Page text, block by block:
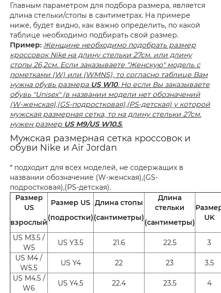
Главным параметром для подбора размера, является
длина стельки/стопы в сантиметрах. На примере
ниже, будет видно, как важно определить, по какой
таблице необходимо подбирать свой размер.
Пример: Женщине необходимо подобрать размер
кроссовок Nike на длину стельки 27см. или длину
стопы 26,2см. Если заказываете "Женскую" модель с
пометками (W) или (WMNS), то согласно таблице Вам
нужна обувь размера US W10. Но если Вы заказываете
обувь "Unisex" (в названии модели нет обозначений
(W-женская),(GS-подростковая),(PS-детская) у которой
мужская размерная сетка, то на длину стельки 27см.
нужен размер US M9/US W10.5.
Мужская размерная сетка кроссовок и
обуви Nike и Air Jordan
* подходит для всех моделей, не содержащих в
названии обозначение (W-женская),(GS-
подростковая),(PS-детская).
Размер
US
взрослый
Размер US
(подростки)
Длина стопы
(сантиметры)
Длина
стельки
(сантиметры)
UK
US M3.5 /
W5
US Y3.5 21.6 22.5
3
US M4 /
W5.5
US Y4 22 23
3.5
US M4.5 /
W6
US Y4.5 22.4 23.5
4